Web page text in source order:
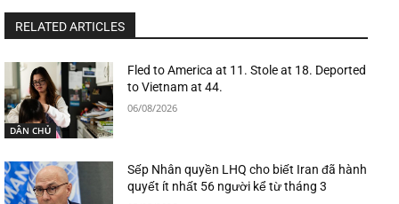
RELATED ARTICLES
DÂN CHỦ
Fled to America at 11. Stole at 18. Deported
to Vietnam at 44.
06/08/2026
Sếp Nhân quyền LHQ cho biết Iran đã hành
quyết ít nhất 56 người kể từ tháng 3